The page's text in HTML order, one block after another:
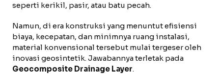
seperti kerikil, pasir, atau batu pecah.
Namun, di era konstruksi yang menuntut efisiensi
biaya, kecepatan, dan minimnya ruang instalasi,
material konvensional tersebut mulai tergeser oleh
inovasi geosintetik. Jawabannya terletak pada
Geocomposite Drainage Layer.